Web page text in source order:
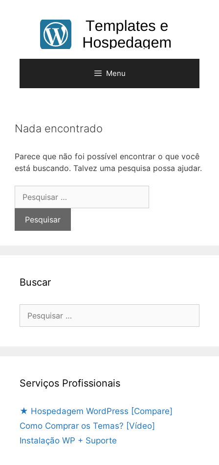
Menu
Nada encontrado
Parece que não foi possível encontrar o que você
está buscando. Talvez uma pesquisa possa ajudar.
por:
Buscar
Serviços Profissionais
★ Hospedagem WordPress [Compare]
Como Comprar os Temas? [Vídeo]
Instalação WP + Suporte